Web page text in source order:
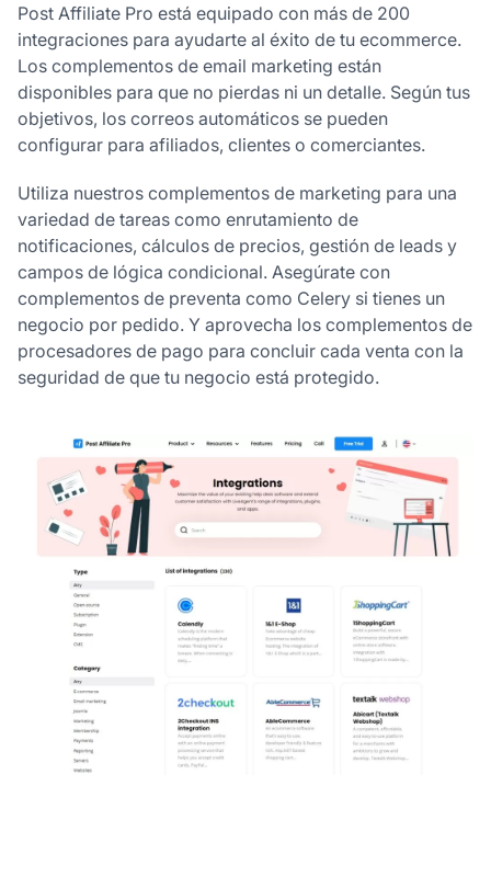
Post Affiliate Pro está equipado con más de 200
integraciones para ayudarte al éxito de tu ecommerce.
Los complementos de email marketing están
disponibles para que no pierdas ni un detalle. Según tus
objetivos, los correos automáticos se pueden
configurar para afiliados, clientes o comerciantes.
Utiliza nuestros complementos de marketing para una
variedad de tareas como enrutamiento de
notificaciones, cálculos de precios, gestión de leads y
campos de lógica condicional. Asegúrate con
complementos de preventa como Celery si tienes un
negocio por pedido. Y aprovecha los complementos de
procesadores de pago para concluir cada venta con la
seguridad de que tu negocio está protegido.